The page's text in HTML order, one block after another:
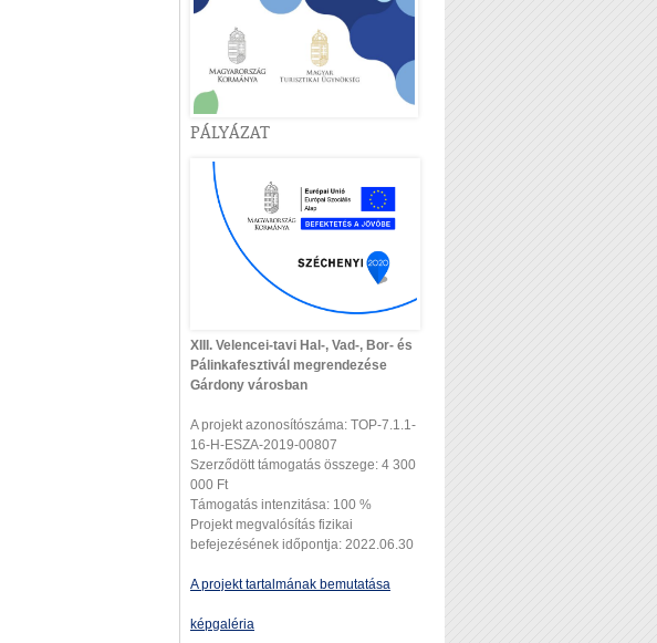
PÁLYÁZAT
XIII. Velencei-tavi Hal-, Vad-, Bor- és
Pálinkafesztivál megrendezése
Gárdony városban
A projekt azonosítószáma: TOP-7.1.1-
16-H-ESZA-2019-00807
Szerződött támogatás összege: 4 300
000 Ft
Támogatás intenzitása: 100 %
Projekt megvalósítás fizikai
befejezésének időpontja: 2022.06.30
A projekt tartalmának bemutatása
képgaléria